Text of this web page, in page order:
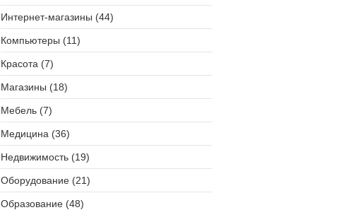
Интернет-магазины (44)
Компьютеры (11)
Красота (7)
Магазины (18)
Мебель (7)
Медицина (36)
Недвижимость (19)
Оборудование (21)
Образование (48)